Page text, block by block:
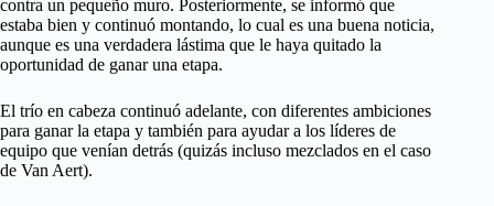
contra un pequeño muro. Posteriormente, se informó que
estaba bien y continuó montando, lo cual es una buena noticia,
aunque es una verdadera lástima que le haya quitado la
oportunidad de ganar una etapa.
El trío en cabeza continuó adelante, con diferentes ambiciones
para ganar la etapa y también para ayudar a los líderes de
equipo que venían detrás (quizás incluso mezclados en el caso
de Van Aert).